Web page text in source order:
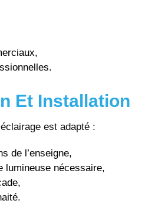
Et Installation
est adapté :
de l’enseigne,
lumineuse nécessaire,